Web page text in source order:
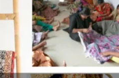
ゲーム・サービス開発
書籍・雑誌出版